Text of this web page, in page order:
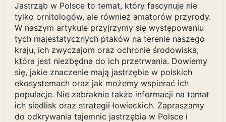
Jastrząb w Polsce to temat, który fascynuje nie
tylko ornitologów, ale również amatorów przyrody.
W naszym artykule przyjrzymy się występowaniu
tych majestatycznych ptaków na terenie naszego
kraju, ich zwyczajom oraz ochronie środowiska,
która jest niezbędna do ich przetrwania. Dowiemy
się, jakie znaczenie mają jastrzębie w polskich
ekosystemach oraz jak możemy wspierać ich
populacje. Nie zabraknie także informacji na temat
ich siedlisk oraz strategii łowieckich. Zapraszamy
do odkrywania tajemnic jastrzębia w Polsce i